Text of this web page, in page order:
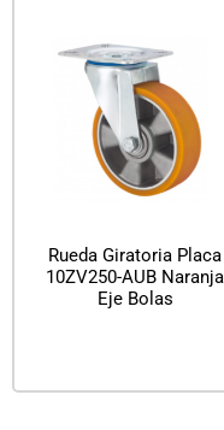
Rueda Giratoria Placa
10ZV250-AUB Naranja
Eje Bolas